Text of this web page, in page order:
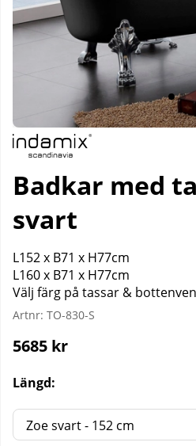
Badkar med
svart
L152 x B71 x H77cm
L160 x B71 x H77cm
Välj färg på tassar &
Artnr: TO-830-S
5685 kr
Längd: